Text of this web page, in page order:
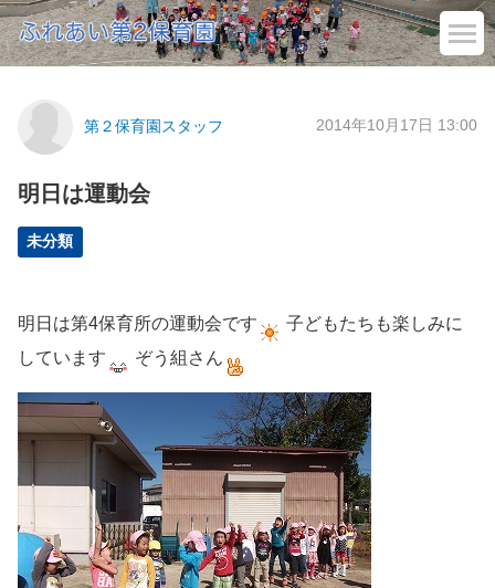
第２保育園スタッフ 2014年10月17日 13:00
明日は運動会
未分類
明日は第4保育所の運動会です
子どもたちも楽しみに
しています
ぞう組さん